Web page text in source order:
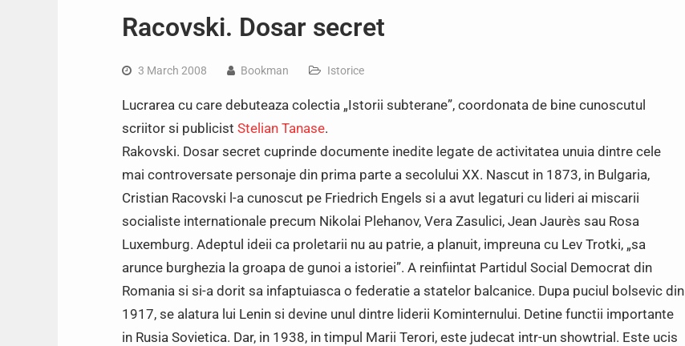
Racovski. Dosar secret
3 March 2008 Bookman Istorice
Lucrarea cu care debuteaza colectia „Istorii subterane”, coordonata de bine cunoscutul
scriitor si publicist Stelian Tanase.
Rakovski. Dosar secret cuprinde documente inedite legate de activitatea unuia dintre cele
mai controversate personaje din prima parte a secolului XX. Nascut in 1873, in Bulgaria,
Cristian Racovski l-a cunoscut pe Friedrich Engels si a avut legaturi cu lideri ai miscarii
socialiste internationale precum Nikolai Plehanov, Vera Zasulici, Jean Jaurès sau Rosa
Luxemburg. Adeptul ideii ca proletarii nu au patrie, a planuit, impreuna cu Lev Trotki, „sa
arunce burghezia la groapa de gunoi a istoriei”. A reinfiintat Partidul Social Democrat din
Romania si si-a dorit sa infaptuiasca o federatie a statelor balcanice. Dupa puciul bolsevic din
1917, se alatura lui Lenin si devine unul dintre liderii Kominternului. Detine functii importante
in Rusia Sovietica. Dar, in 1938, in timpul Marii Terori, este judecat intr-un showtrial. Este ucis